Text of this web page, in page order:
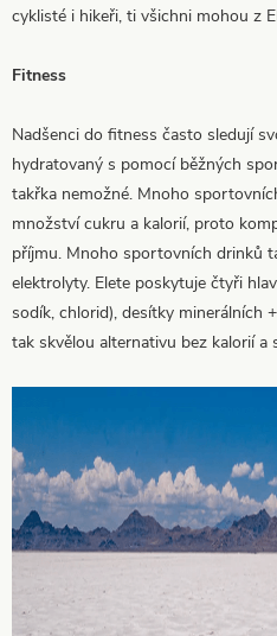
cyklisté i hikeři, ti všichni mohou z
Fitness
Nadšenci do fitness často sledují
hydratovaný s pomocí běžných
takřka nemožné. Mnoho
množství cukru a kalorií, proto
příjmu. Mnoho sportovních drinků
elektrolyty. Elete poskytuje čtyři
sodík, chlorid), desítky minerálních
tak skvělou alternativu bez kalorií a